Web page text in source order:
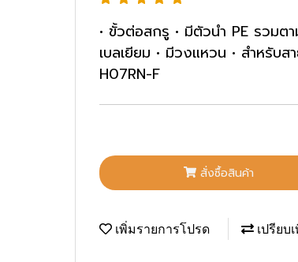
• ขั้วต่อสกรู • มีตัวนำ PE รวมต
เบลเยียม • มีวงแหวน • สำหรับ
H07RN-F
สั่งซื้อสินค้า
เพิ่มรายการโปรด เปรียบ